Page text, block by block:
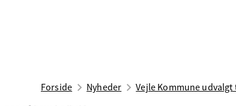
Forside Nyheder Vejle Kommune